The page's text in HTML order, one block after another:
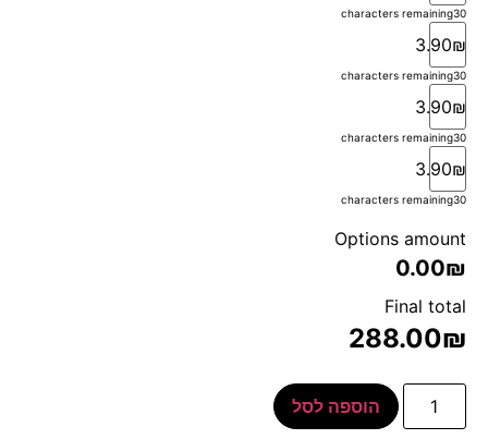
30
characters remaining
3.90₪
30
characters remaining
3.90₪
30
characters remaining
3.90₪
30
characters remaining
Options amount
0.00₪
Final total
288.00₪
הוספה לסל